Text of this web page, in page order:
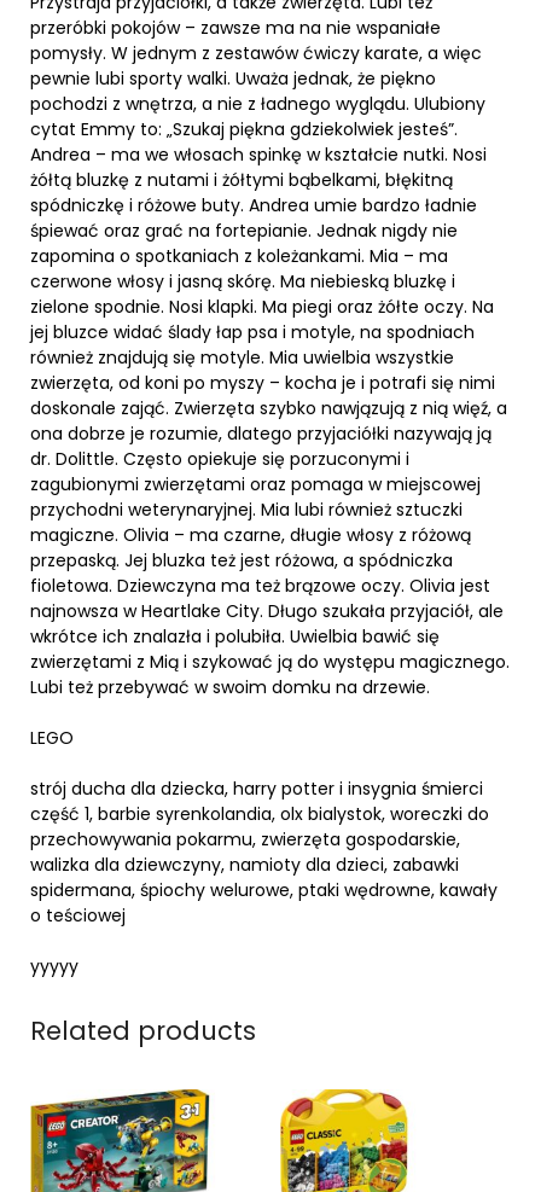
przeróbki pokojów – zawsze ma na nie wspaniałe
pomysły. W jednym z zestawów ćwiczy karate, a więc
pewnie lubi sporty walki. Uważa jednak, że piękno
pochodzi z wnętrza, a nie z ładnego wyglądu. Ulubiony
cytat Emmy to: „Szukaj piękna gdziekolwiek jesteś”.
Andrea – ma we włosach spinkę w kształcie nutki. Nosi
żółtą bluzkę z nutami i żółtymi bąbelkami, błękitną
spódniczkę i różowe buty. Andrea umie bardzo ładnie
śpiewać oraz grać na fortepianie. Jednak nigdy nie
zapomina o spotkaniach z koleżankami. Mia – ma
czerwone włosy i jasną skórę. Ma niebieską bluzkę i
zielone spodnie. Nosi klapki. Ma piegi oraz żółte oczy. Na
jej bluzce widać ślady łap psa i motyle, na spodniach
również znajdują się motyle. Mia uwielbia wszystkie
zwierzęta, od koni po myszy – kocha je i potrafi się nimi
doskonale zająć. Zwierzęta szybko nawjązują z nią więź, a
ona dobrze je rozumie, dlatego przyjaciółki nazywają ją
dr. Dolittle. Często opiekuje się porzuconymi i
zagubionymi zwierzętami oraz pomaga w miejscowej
przychodni weterynaryjnej. Mia lubi również sztuczki
magiczne. Olivia – ma czarne, długie włosy z różową
przepaską. Jej bluzka też jest różowa, a spódniczka
fioletowa. Dziewczyna ma też brązowe oczy. Olivia jest
najnowsza w Heartlake City. Długo szukała przyjaciół, ale
wkrótce ich znalazła i polubiła. Uwielbia bawić się
zwierzętami z Mią i szykować ją do występu magicznego.
Lubi też przebywać w swoim domku na drzewie.
LEGO
strój ducha dla dziecka, harry potter i insygnia śmierci
część 1, barbie syrenkolandia, olx bialystok, woreczki do
przechowywania pokarmu, zwierzęta gospodarskie,
walizka dla dziewczyny, namioty dla dzieci, zabawki
spidermana, śpiochy welurowe, ptaki wędrowne, kawały
o teściowej
yyyyy
Related products